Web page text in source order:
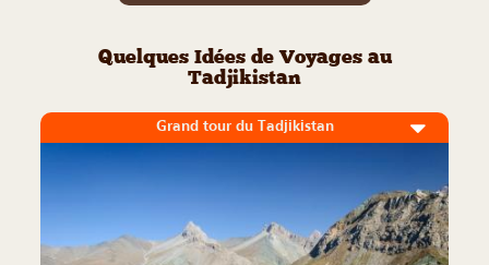
Quelques Idées de Voyages au
Tadjikistan
Grand tour du Tadjikistan